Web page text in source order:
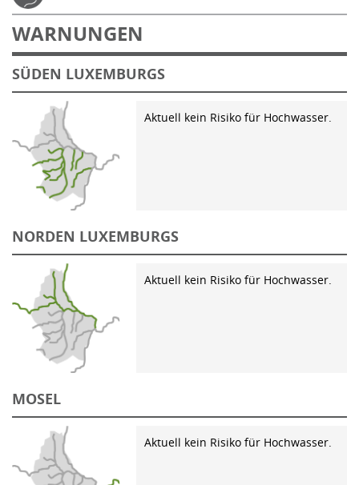
WARNUNGEN
SÜDEN LUXEMBURGS
Aktuell kein Risiko für Hochwasser.
NORDEN LUXEMBURGS
Aktuell kein Risiko für Hochwasser.
MOSEL
Aktuell kein Risiko für Hochwasser.